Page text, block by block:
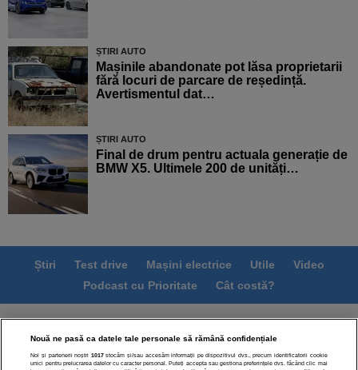
ȘTIRI AUTO
Mașinile abandonate pot lăsa proprietarii
fără locuri de parcare de reședință.
Avertismentul dat…
ȘTIRI AUTO
Final de drum pentru actuala generație de
BMW X5. Ultimele 200 de unități…
Știri Test drive Mașini electrice Utile
Video
Podcast cu Prioritate
Cât costă?
Termeni si conditii
Politica de confidentialitate
Politica de cookies
Echipa editorială
Contact
Modifică Setările
Nouă ne pasă ca datele tale personale să rămână confidențiale
Noi și partenerii noștri 1017stocăm și/sau accesăm informații pe dispozitivul dvs., precum identificatorii cookie
unici pentru prelucrarea datelor cu caracter personal. Puteți accepta sau gestiona preferințele dvs. făcând clic mai